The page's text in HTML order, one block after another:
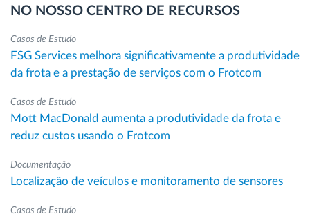
NO NOSSO CENTRO DE RECURSOS
Casos de Estudo
FSG Services melhora significativamente a produtividade
da frota e a prestação de serviços com o Frotcom
Casos de Estudo
Mott MacDonald aumenta a produtividade da frota e
reduz custos usando o Frotcom
Documentação
Localização de veículos e monitoramento de sensores
Casos de Estudo